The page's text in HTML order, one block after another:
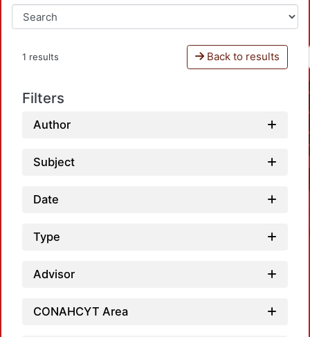
1 results Back to results
Filters
Author
Subject
Date
Type
Advisor
CONAHCYT Area